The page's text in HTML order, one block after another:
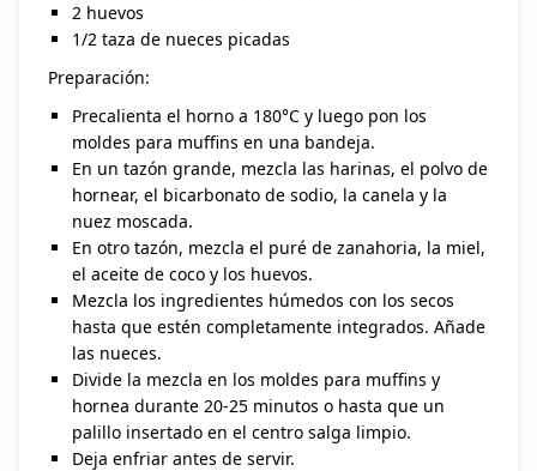
2 huevos
1/2 taza de nueces picadas
Preparación:
Precalienta el horno a 180°C y luego pon los
moldes para muffins en una bandeja.
En un tazón grande, mezcla las harinas, el polvo de
hornear, el bicarbonato de sodio, la canela y la
nuez moscada.
En otro tazón, mezcla el puré de zanahoria, la miel,
el aceite de coco y los huevos.
Mezcla los ingredientes húmedos con los secos
hasta que estén completamente integrados. Añade
las nueces.
Divide la mezcla en los moldes para muffins y
hornea durante 20-25 minutos o hasta que un
palillo insertado en el centro salga limpio.
Deja enfriar antes de servir.